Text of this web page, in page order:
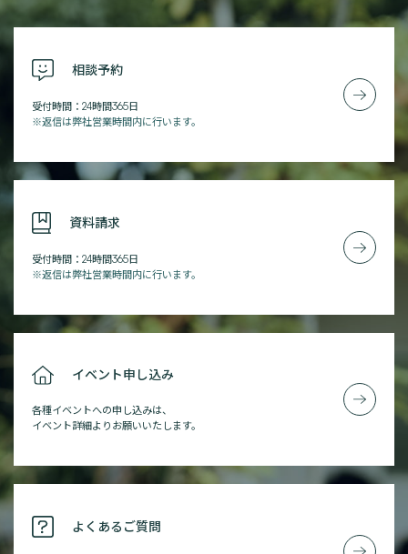
相談予約
受付時間：24時間365日
※返信は弊社営業時間内に行います。
資料請求
受付時間：24時間365日
※返信は弊社営業時間内に行います。
イベント申し込み
各種イベントへの申し込みは、
イベント詳細よりお願いいたします。
よくあるご質問